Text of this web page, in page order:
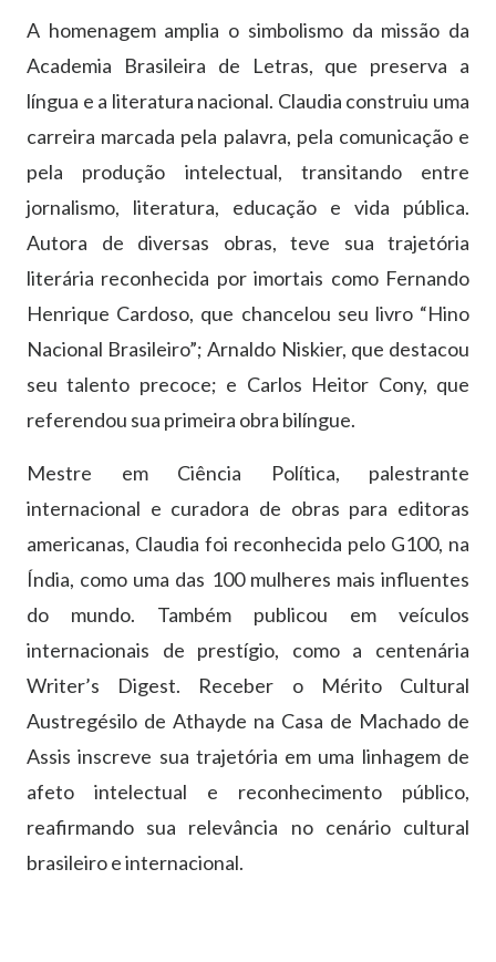
A homenagem amplia o simbolismo da missão da
Academia Brasileira de Letras, que preserva a
língua e a literatura nacional. Claudia construiu uma
carreira marcada pela palavra, pela comunicação e
pela produção intelectual, transitando entre
jornalismo, literatura, educação e vida pública.
Autora de diversas obras, teve sua trajetória
literária reconhecida por imortais como Fernando
Henrique Cardoso, que chancelou seu livro “Hino
Nacional Brasileiro”; Arnaldo Niskier, que destacou
seu talento precoce; e Carlos Heitor Cony, que
referendou sua primeira obra bilíngue.
Mestre em Ciência Política, palestrante
internacional e curadora de obras para editoras
americanas, Claudia foi reconhecida pelo G100, na
Índia, como uma das 100 mulheres mais influentes
do mundo. Também publicou em veículos
internacionais de prestígio, como a centenária
Writer’s Digest. Receber o Mérito Cultural
Austregésilo de Athayde na Casa de Machado de
Assis inscreve sua trajetória em uma linhagem de
afeto intelectual e reconhecimento público,
reafirmando sua relevância no cenário cultural
brasileiro e internacional.